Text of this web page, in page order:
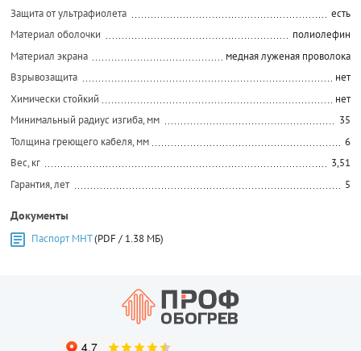
Защита от ультрафиолета
есть
Материал оболочки
полиолефин
Материал экрана
медная луженая проволока
Взрывозащита
нет
Химически стойкий
нет
Минимальный радиус изгиба, мм
35
Толщина греющего кабеля, мм
6
Вес, кг
3,51
Гарантия, лет
5
Документы
Паспорт МНТ(PDF / 1.38 МБ)